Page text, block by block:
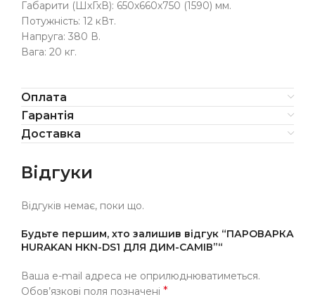
Габарити (ШхГхВ): 650х660х750 (1590) мм.
Потужність: 12 кВт.
Напруга: 380 В.
Вага: 20 кг.
Оплата
Гарантія
Доставка
Відгуки
Відгуків немає, поки що.
Будьте першим, хто залишив відгук “ПАРОВАРКА
HURAKAN HKN-DS1 ДЛЯ ДИМ-САМІВ”“
Ваша e-mail адреса не оприлюднюватиметься.
Обов’язкові поля позначені *